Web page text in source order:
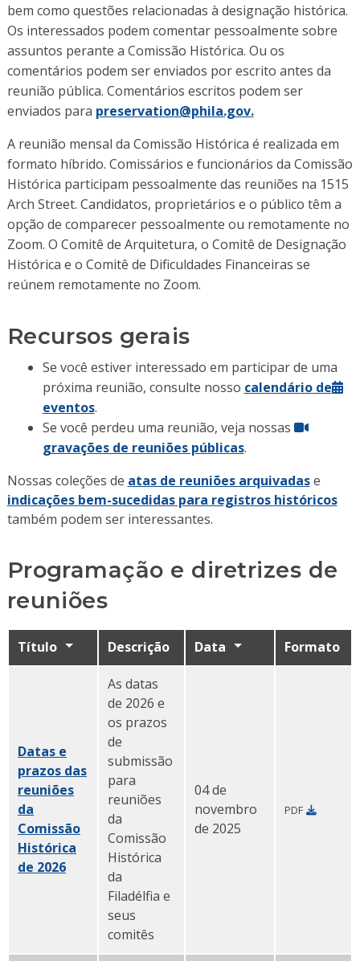
bem como questões relacionadas à designação histórica.
Os interessados podem comentar pessoalmente sobre
assuntos perante a Comissão Histórica. Ou os
comentários podem ser enviados por escrito antes da
reunião pública. Comentários escritos podem ser
enviados para preservation@phila.gov.
A reunião mensal da Comissão Histórica é realizada em
formato híbrido. Comissários e funcionários da Comissão
Histórica participam pessoalmente das reuniões na 1515
Arch Street. Candidatos, proprietários e o público têm a
opção de comparecer pessoalmente ou remotamente no
Zoom. O Comitê de Arquitetura, o Comitê de Designação
Histórica e o Comitê de Dificuldades Financeiras se
reúnem remotamente no Zoom.
Recursos gerais
Se você estiver interessado em participar de uma
próxima reunião, consulte nosso calendário de
eventos.
Se você perdeu uma reunião, veja nossas
gravações de reuniões públicas.
Nossas coleções de atas de reuniões arquivadase
indicações bem-sucedidas para registros históricos
também podem ser interessantes.
Programação e diretrizes de
reuniões
Título Descrição Data Formato
Datas e
prazos das
reuniões
da
Comissão
Histórica
de 2026PDF
As datas
de 2026 e
os prazos
de
submissão
para
reuniões
da
Comissão
Histórica
da
Filadélfia e
seus
comitês
04 de
novembro
de 2025
PDF